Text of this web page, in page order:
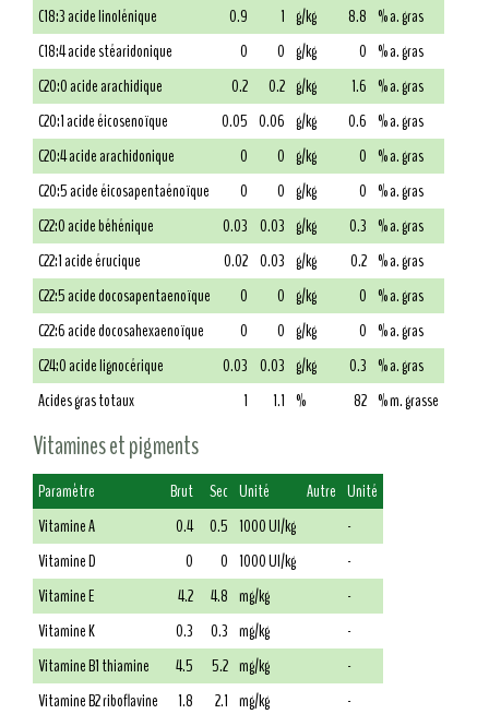
C18:3 acide linolénique
0.9 1 g/kg 8.8 % a. gras
C18:4 acide stéaridonique
0 0 g/kg 0 % a. gras
C20:0 acide arachidique
0.2 0.2 g/kg 1.6 % a. gras
C20:1 acide éicosenoïque
0.05 0.06 g/kg 0.6 % a. gras
C20:4 acide arachidonique
0 0 g/kg 0 % a. gras
C20:5 acide éicosapentaénoïque
0 0 g/kg 0 % a. gras
C22:0 acide béhénique
0.03 0.03 g/kg 0.3 % a. gras
C22:1 acide érucique
0.02 0.03 g/kg 0.2 % a. gras
C22:5 acide docosapentaenoïque
0 0 g/kg 0 % a. gras
C22:6 acide docosahexaenoïque
0 0 g/kg 0 % a. gras
C24:0 acide lignocérique
0.03 0.03 g/kg 0.3 % a. gras
Acides gras totaux
1 1.1 % 82 % m. grasse
Vitamines et pigments
Paramètre Brut Sec Unité Autre Unité
Vitamine A
0.4 0.5 1000 UI/kg
-
Vitamine D
0 0 1000 UI/kg
-
Vitamine E
4.2 4.8 mg/kg
-
Vitamine K
0.3 0.3 mg/kg
-
Vitamine B1 thiamine
4.5 5.2 mg/kg
-
Vitamine B2 riboflavine
1.8 2.1 mg/kg -